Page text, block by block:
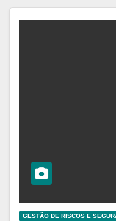
GESTÃO DE RISCOS E